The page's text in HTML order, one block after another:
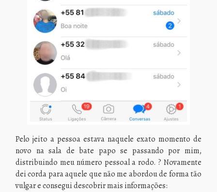
Pelo jeito a pessoa estava naquele exato momento de
novo na sala de bate papo se passando por mim,
distribuindo meu número pessoal a rodo. ? Novamente
dei corda para aquele que não me abordou de forma tão
vulgar e consegui descobrir mais informações: